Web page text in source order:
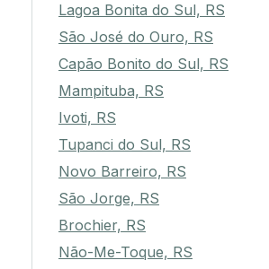
Lagoa Bonita do Sul, RS
São José do Ouro, RS
Capão Bonito do Sul, RS
Mampituba, RS
Ivoti, RS
Tupanci do Sul, RS
Novo Barreiro, RS
São Jorge, RS
Brochier, RS
Não-Me-Toque, RS